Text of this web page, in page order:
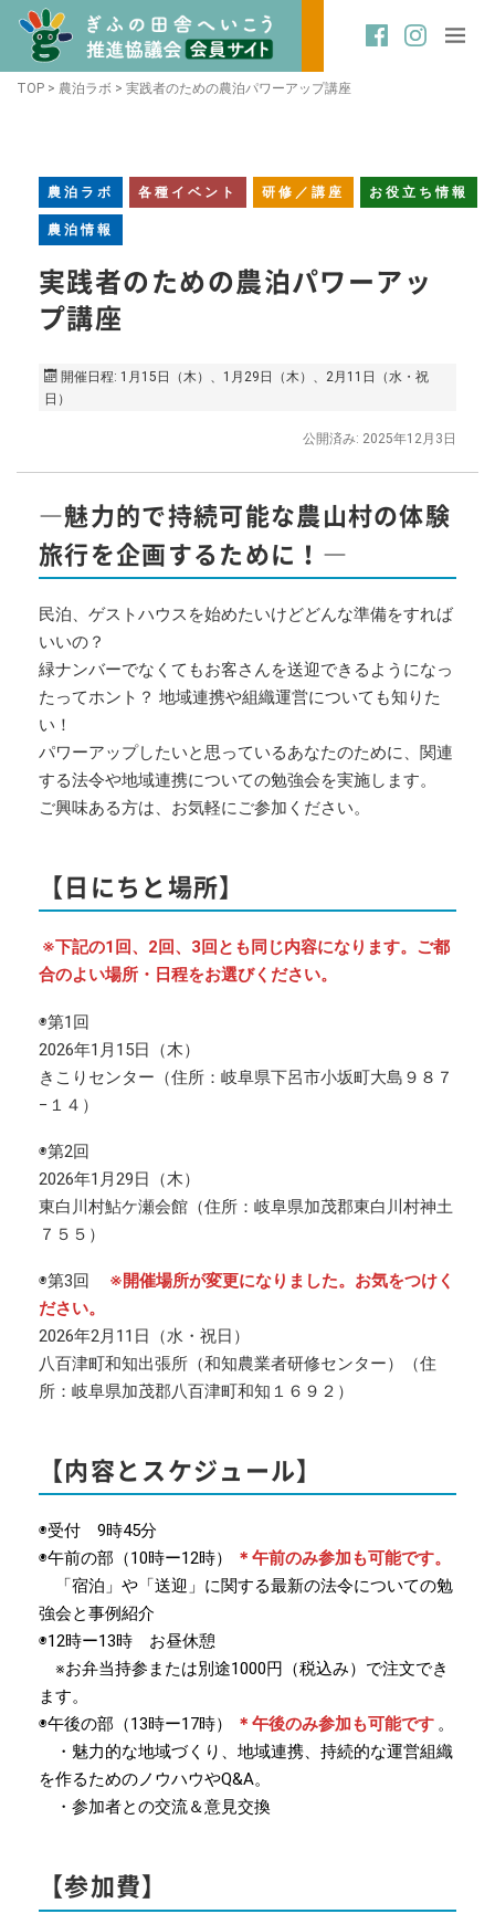
TOP > 農泊ラボ > 実践者のための農泊パワーアップ講座
農泊ラボ 各種イベント 研修／講座 お役立ち情報
農泊情報
実践者のための農泊パワーアッ
プ講座
開催日程: 1月15日（木）、1月29日（木）、2月11日（水・祝
日）
公開済み: 2025年12月3日
―魅力的で持続可能な農山村の体験
旅行を企画するために！―
民泊、ゲストハウスを始めたいけどどんな準備をすれば
いいの？
緑ナンバーでなくてもお客さんを送迎できるようになっ
たってホント？ 地域連携や組織運営についても知りた
い！
パワーアップしたいと思っているあなたのために、関連
する法令や地域連携についての勉強会を実施します。
ご興味ある方は、お気軽にご参加ください。
【日にちと場所】
※下記の1回、2回、3回とも同じ内容になります。ご都
合のよい場所・日程をお選びください。
◉第1回
2026年1月15日（木）
きこりセンター（住所：岐阜県下呂市小坂町大島９８７
−１４）
◉第2回
2026年1月29日（木）
東白川村鮎ケ瀬会館（住所：岐阜県加茂郡東白川村神土
７５５）
◉第3回
※開催場所が変更になりました。お気をつけく
ださい。
2026年2月11日（水・祝日）
八百津町和知出張所（和知農業者研修センター）（住
所：岐阜県加茂郡八百津町和知１６９２）
【内容とスケジュール】
◉受付 9時45分
◉午前の部（10時ー12時）
＊午前のみ参加も可能です。
「宿泊」や「送迎」に関する最新の法令についての勉
強会と事例紹介
◉12時ー13時 お昼休憩
※お弁当持参または別途1000円（税込み）で注文でき
ます。
◉午後の部（13時ー17時）
＊午後のみ参加も可能です 。
・魅力的な地域づくり、地域連携、持続的な運営組織
を作るためのノウハウやQ&A。
・参加者との交流＆意見交換
【参加費】